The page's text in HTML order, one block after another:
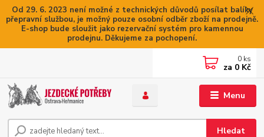
Od 29. 6. 2023 není možné z technických důvodů posílat balíky
přepravní službou, je možný pouze osobní odběr zboží na prodejně.
E-shop bude sloužit jako rezervační systém pro kamennou
prodejnu. Děkujeme za pochopení.
Menu
Hledat
0 ks
za 0 Kč